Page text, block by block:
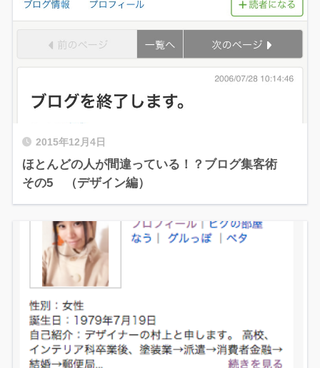
2015年12月4日
ほとんどの人が間違っている！？ブログ集客術
その5 （デザイン編）